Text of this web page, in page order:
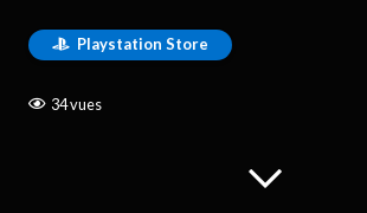
Playstation Store
34vues